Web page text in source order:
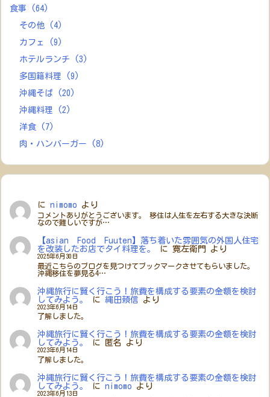
食事
(64)
その他
(4)
カフェ
(9)
ホテルランチ
(3)
多国籍料理
(9)
沖縄そば
(20)
沖縄料理
(2)
洋食
(7)
肉・ハンバーガー
(8)
に nimomo より
コメントありがとうございます。 移住は人生を左右する大きな決断
なので難しいですが…
【asian Food Fuuten】落ち着いた雰囲気の外国人住宅
を改装したお店でタイ料理を。
に 寛左衛門 より
2025年6月30日
最近こちらのブログを見つけてブックマークさせてもらいました。
沖縄移住を夢見る4…
沖縄旅行に賢く行こう！旅費を構成する要素の金額を検討
してみよう。
に 縄田頼信 より
2023年6月14日
了解しました。
沖縄旅行に賢く行こう！旅費を構成する要素の金額を検討
してみよう。
に 匿名 より
2023年6月14日
了解しました。
沖縄旅行に賢く行こう！旅費を構成する要素の金額を検討
してみよう。
に nimomo より
2023年6月13日